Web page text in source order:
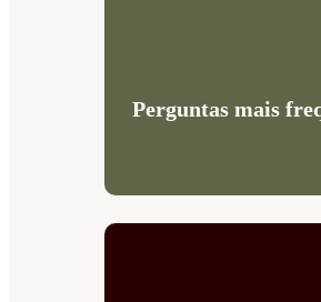
Perguntas mais